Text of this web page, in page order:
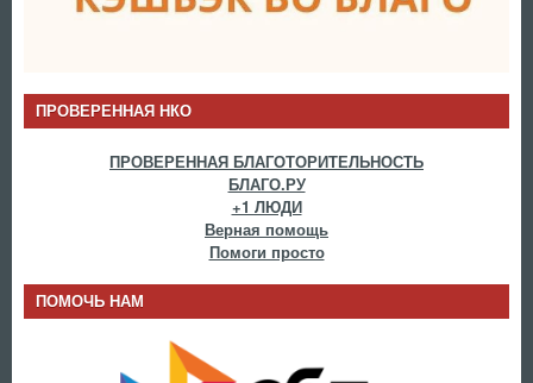
ПРОВЕРЕННАЯ НКО
ПРОВЕРЕННАЯ БЛАГОТОРИТЕЛЬНОСТЬ
БЛАГО.РУ
+1 ЛЮДИ
Верная помощь
Помоги просто
ПОМОЧЬ НАМ